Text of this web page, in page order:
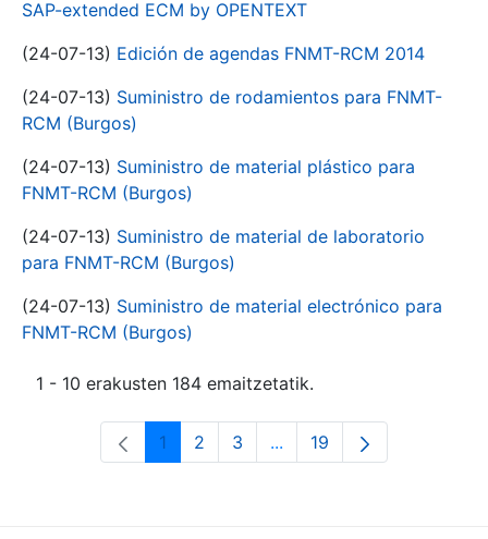
SAP-extended ECM by OPENTEXT
(24-07-13) Edición de agendas FNMT-RCM 2014
(24-07-13) Suministro de rodamientos para FNMT-
RCM (Burgos)
(24-07-13) Suministro de material plástico para
FNMT-RCM (Burgos)
(24-07-13) Suministro de material de laboratorio
para FNMT-RCM (Burgos)
(24-07-13) Suministro de material electrónico para
FNMT-RCM (Burgos)
1 - 10 erakusten 184 emaitzetatik.
Orrialdea
1 Orrialdea
2 Orrialdea
3 ...Intermediate Pages Use
Orrialdea
19